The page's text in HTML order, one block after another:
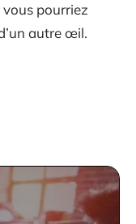
pourriez
autre œil.